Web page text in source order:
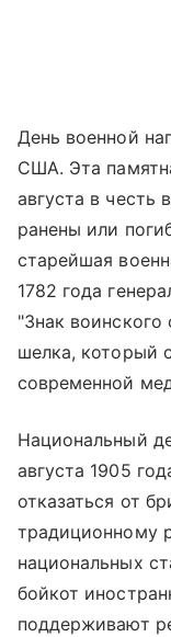
День военной
США. Эта
августа в честь
ранены или
старейшая
1782 года
"Знак
шелка, который
современной
Национальный
августа 1905
отказаться от
традиционному
национальных
бойкот
поддерживают